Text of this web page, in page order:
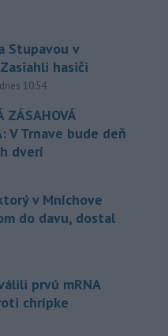
Stupavou v
hasiči
dnes 10:54
ZÁSAHOVÁ
V Trnave bude deň
dverí
v Mníchove
do davu, dostal
prvú mRNA
chrípke